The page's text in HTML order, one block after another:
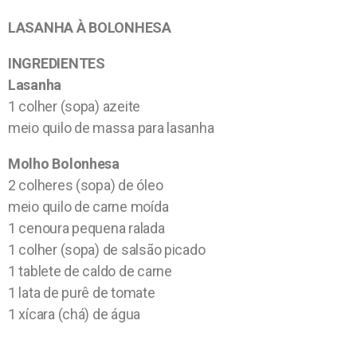
LASANHA À BOLONHESA
INGREDIENTES
Lasanha
1 colher (sopa) azeite
meio quilo de massa para lasanha
Molho Bolonhesa
2 colheres (sopa) de óleo
meio quilo de carne moída
1 cenoura pequena ralada
1 colher (sopa) de salsão picado
1 tablete de caldo de carne
1 lata de purê de tomate
1 xícara (chá) de água